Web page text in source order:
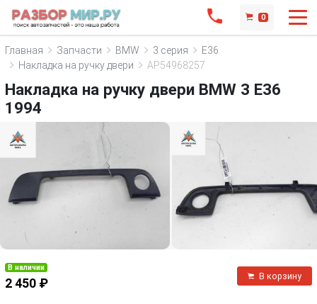
0
Главная Запчасти BMW 3 серия
E36
Накладка на ручку двери
AP54968257
Накладка на ручку двери BMW 3 E36
1994
В наличии
2 450 ₽
В корзину